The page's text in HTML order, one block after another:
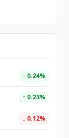
↑ 0.24%
↑ 0.23%
↓ 0.12%